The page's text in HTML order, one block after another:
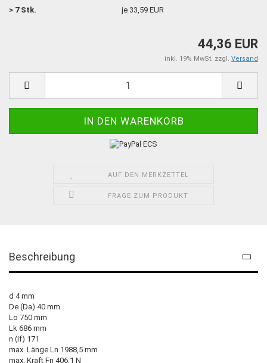
> 7 Stk.
je 33,59 EUR
44,36 EUR
inkl. 19% MwSt. zzgl. Versand
AUF DEN MERKZETTEL
FRAGE ZUM PRODUKT
Beschreibung
d 4 mm
De (Da) 40 mm
Lo 750 mm
Lk 686 mm
n (if) 171
max. Länge Ln 1988,5 mm
max. Kraft Fn 406,1 N